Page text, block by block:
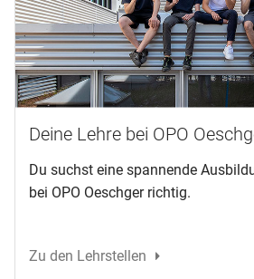
Deine Lehre bei OPO
Du suchst eine spannende
bei OPO Oeschger richtig.
Zu den Lehrstellen